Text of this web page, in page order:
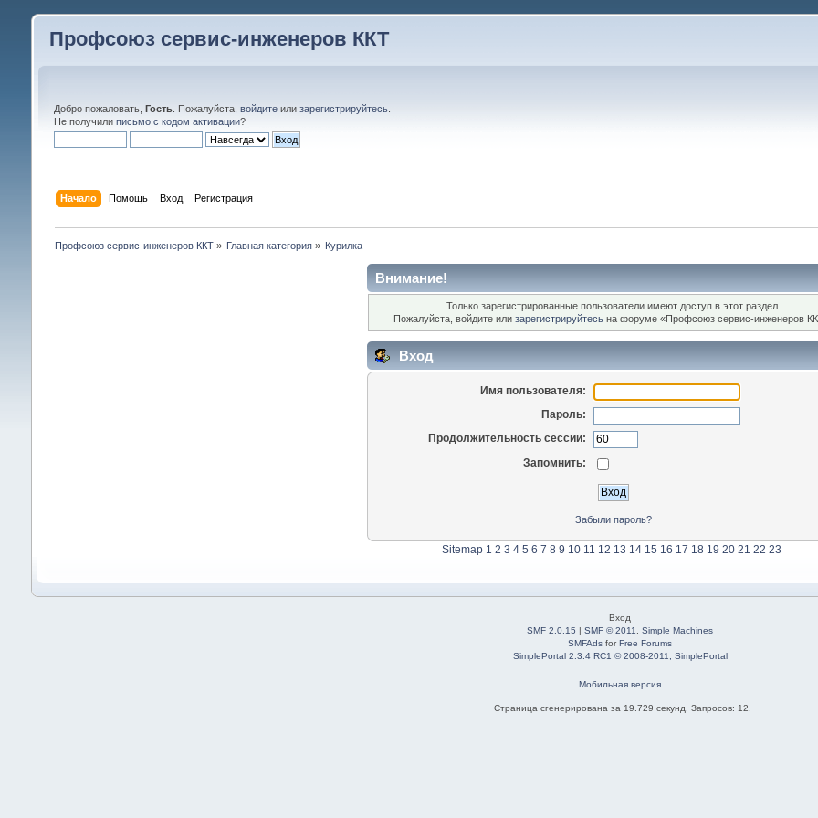
Профсоюз сервис-инженеров ККТ
Добро пожаловать, Гость. Пожалуйста, войдитеили зарегистрируйтесь.
Не получили письмо с кодом активации?
Начало Помощь Вход Регистрация
Профсоюз сервис-инженеров ККТ» Главная категория » Курилка
Внимание!
Только зарегистрированные пользователи имеют доступ в этот раздел.
Пожалуйста, войдите илизарегистрируйтесь на форуме «Профсоюз сервис-инженеров
Вход
Имя пользователя:
Пароль:
Продолжительность сессии:
Запомнить:
Забыли пароль?
Sitemap 1 2 3 4 5 6 7 8 9 10 11 12 13 14 15 16 17 18 19 20 21 22 23
Вход
SMF 2.0.15 |SMF © 2011 ,Simple Machines
SMFAds forFree Forums
SimplePortal 2.3.4 RC1 © 2008-2011, SimplePortal
Мобильная версия
Страница сгенерирована за 19.729 секунд. Запросов: 12.